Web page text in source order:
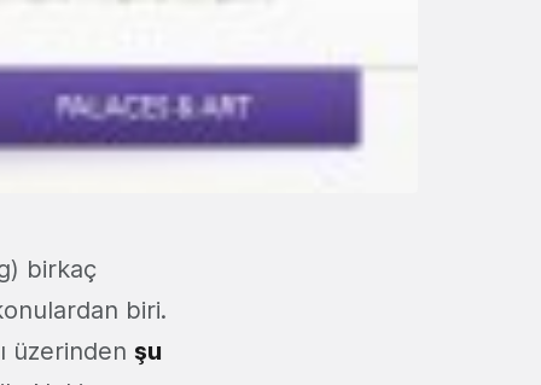
birkaç
biri.
üzerinden şu